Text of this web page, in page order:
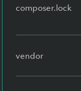
composer.lock
vendor